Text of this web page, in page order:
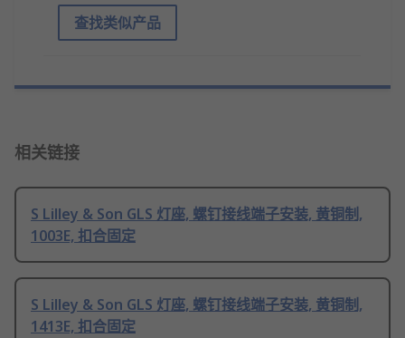
查找类似产品
相关链接
S Lilley & Son GLS 灯座, 螺钉接线端子安装, 黄铜制,
1003E, 扣合固定
S Lilley & Son GLS 灯座, 螺钉接线端子安装, 黄铜制,
1413E, 扣合固定